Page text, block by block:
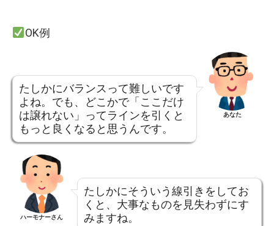
OK例
たしかにバランスって難しいです
よね。でも、どこかで「ここだけ
は譲れない」ってラインを引くと
もっと良くなると思うんです。
あなた
ハーモナーさん
たしかにそういう線引きをしてお
くと、大事なものを見失わずにす
みますね。